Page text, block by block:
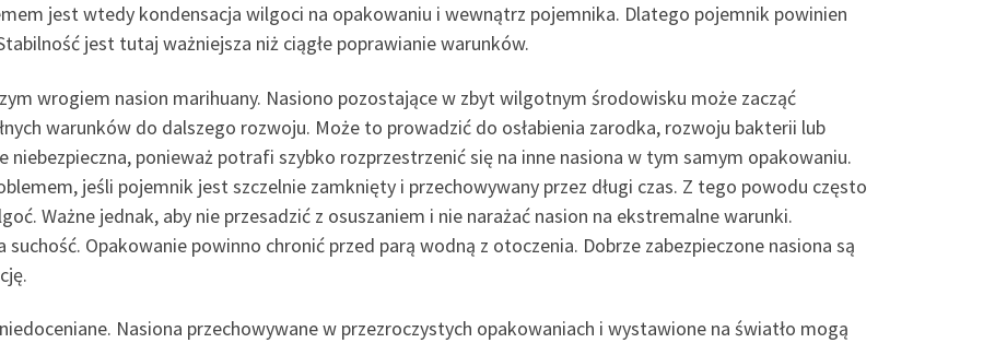
jest wtedy kondensacja wilgoci na opakowaniu i wewnątrz pojemnika. Dlatego pojemnik powinien
jest tutaj ważniejsza niż ciągłe poprawianie warunków.
wrogiem nasion marihuany. Nasiono pozostające w zbyt wilgotnym środowisku może zacząć
warunków do dalszego rozwoju. Może to prowadzić do osłabienia zarodka, rozwoju bakterii lub
niebezpieczna, ponieważ potrafi szybko rozprzestrzenić się na inne nasiona w tym samym opakowaniu.
jeśli pojemnik jest szczelnie zamknięty i przechowywany przez długi czas. Z tego powodu często
Ważne jednak, aby nie przesadzić z osuszaniem i nie narażać nasion na ekstremalne warunki.
Opakowanie powinno chronić przed parą wodną z otoczenia. Dobrze zabezpieczone nasiona są
Nasiona przechowywane w przezroczystych opakowaniach i wystawione na światło mogą